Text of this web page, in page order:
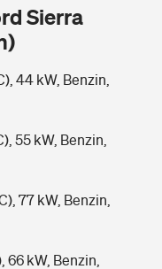
deine Kids
ich im Alter?
Sierra
44 kW, Benzin,
55 kW, Benzin,
77 kW, Benzin,
66 kW, Benzin,